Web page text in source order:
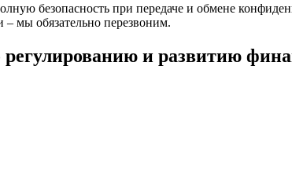
безопасность при передаче и обмене
мы обязательно перезвоним.
регулированию и развитию